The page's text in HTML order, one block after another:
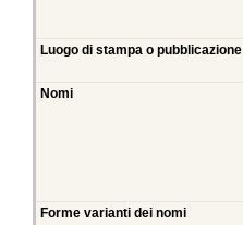
Luogo di stampa o pubblicazione
Nomi
Forme varianti dei nomi